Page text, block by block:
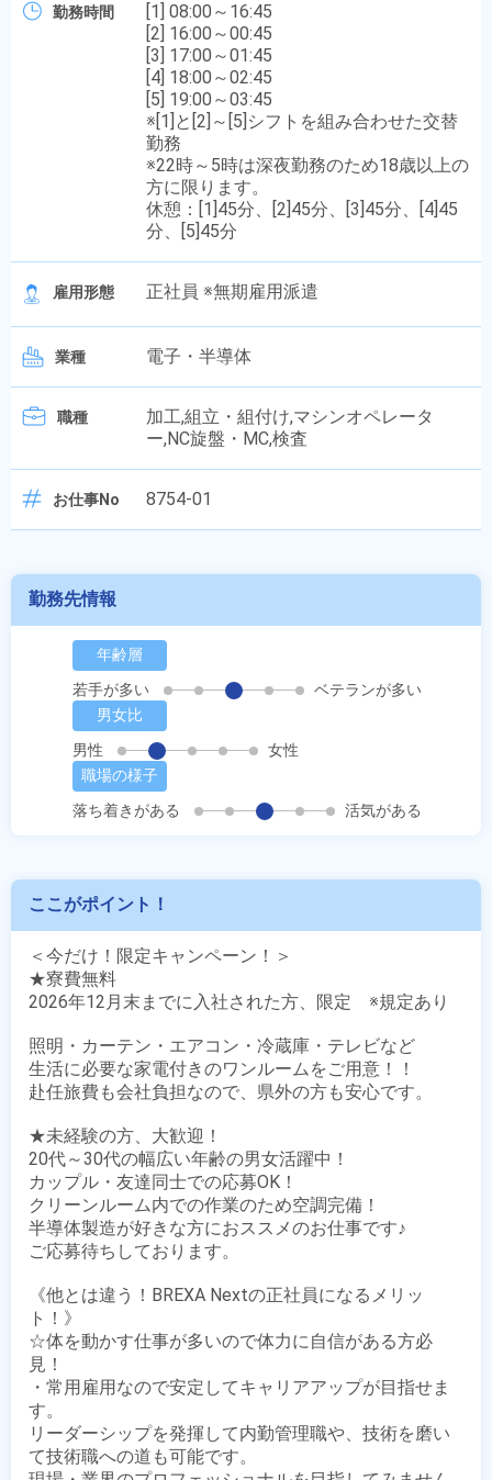
勤務時間
[1] 08:00～16:45
[2] 16:00～00:45
[3] 17:00～01:45
[4] 18:00～02:45
[5] 19:00～03:45
※[1]と[2]～[5]シフトを組み合わせた交替
勤務
※22時～5時は深夜勤務のため18歳以上の
方に限ります。
休憩：[1]45分、[2]45分、[3]45分、[4]45
分、[5]45分
雇用形態 正社員 ※無期雇用派遣
業種 電子・半導体
職種
加工,組立・組付け,マシンオペレータ
ー,NC旋盤・MC,検査
お仕事No 8754-01
勤務先情報
年齢層
若手が多い
ベテランが多い
男女比
男性
女性
職場の様子
落ち着きがある
活気がある
ここがポイント！
＜今だけ！限定キャンペーン！＞
★寮費無料
2026年12月末までに入社された方、限定　※規定あり
照明・カーテン・エアコン・冷蔵庫・テレビなど
生活に必要な家電付きのワンルームをご用意！！
赴任旅費も会社負担なので、県外の方も安心です。
★未経験の方、大歓迎！
20代～30代の幅広い年齢の男女活躍中！
カップル・友達同士での応募OK！
クリーンルーム内での作業のため空調完備！
半導体製造が好きな方におススメのお仕事です♪
ご応募待ちしております。
《他とは違う！BREXA Nextの正社員になるメリッ
ト！》
☆体を動かす仕事が多いので体力に自信がある方必
見！
・常用雇用なので安定してキャリアアップが目指せま
す。
リーダーシップを発揮して内勤管理職や、技術を磨い
て技術職への道も可能です。